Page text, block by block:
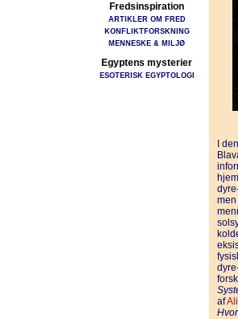
Fredsinspiration
ARTIKLER OM FRED
KONFLIKTFORSKNING
MENNESKE & MILJØ
Egyptens mysterier
ESOTERISK EGYPTOLOGI
I
af